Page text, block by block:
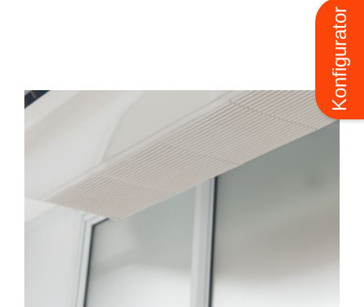
Konfigurator
Truhen-Unterdecken-Stand
ist eine Art von
die speziell für die Installation
unter der Decke oder als
entwickelt wurde. Im Gegensatz
Klimageräten, die an der
sind, wird ein
in der Regel unter die
stehend auf den Boden montiert.